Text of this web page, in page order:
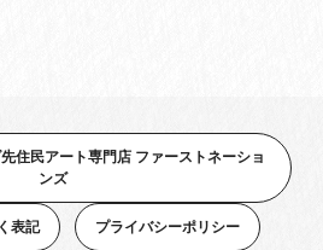
住民アート専門店 ファーストネーショ
ンズ
表記 プライバシーポリシー